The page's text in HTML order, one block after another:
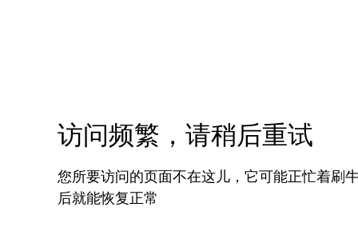
访问频繁，请稍后重试
您所要访问的页面不在这儿，它可能正忙着刷
后就能恢复正常